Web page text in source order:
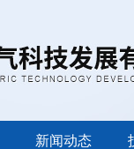
新闻动态